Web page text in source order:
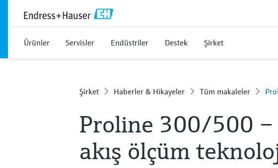
Ürünler Servisler Endüstriler Destek Şirket
Şirket Haberler & Hikayeler Tüm makaleler
Proline 300/500 –
akış ölçüm